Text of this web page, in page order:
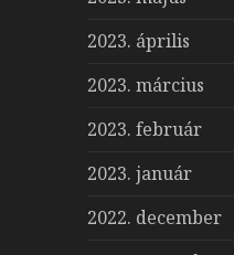
2023. április
2023. március
2023. február
2023. január
2022. december